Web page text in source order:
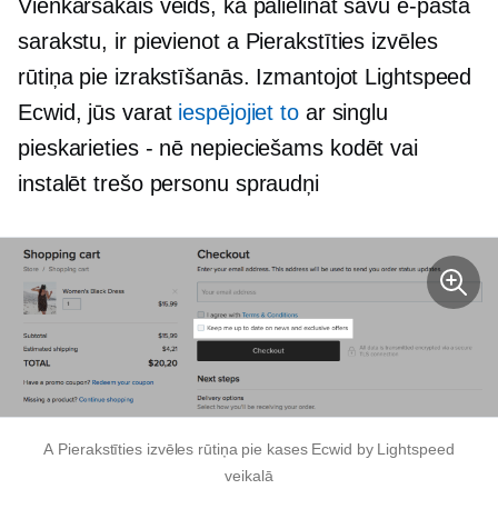
Vienkāršākais veids, kā palielināt savu e-pasta
sarakstu, ir pievienot a Pierakstīties izvēles
rūtiņa pie izrakstīšanās. Izmantojot Lightspeed
Ecwid, jūs varat iespējojiet toar singlu
pieskarieties - nē nepieciešams kodēt vai
instalēttrešo personu spraudņi
A Pierakstīties izvēles rūtiņa pie kases Ecwid by Lightspeed
veikalā